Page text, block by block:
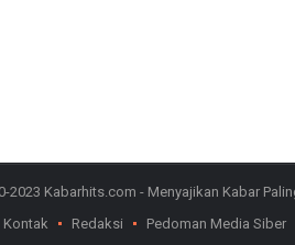
2023 Kabarhits.com - Menyajikan Kabar
Kontak Redaksi Pedoman Media Siber